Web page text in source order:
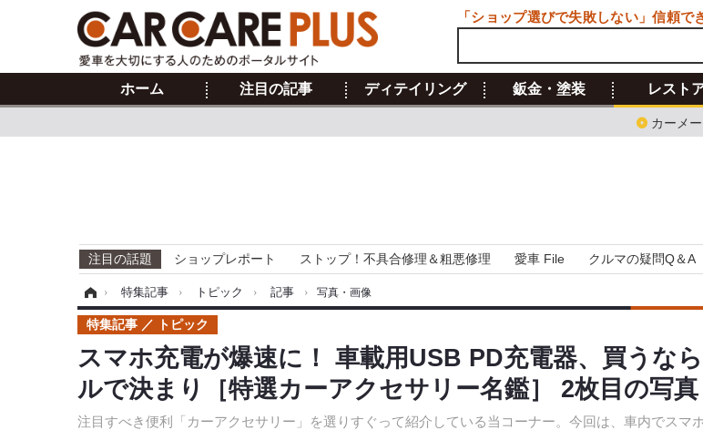
ホーム 注目の記事 ディテイリング 鈑金・塗装 レスト
カーメ
注目の話題 ショップレポート ストップ！不具合修理＆粗悪修理 愛車 File クルマの疑問Q＆A
› 特集記事 › トピック › 記事 › 写真・画像
スマホ充電が爆速に！ 車載用USB PD充電器、買うな
ルで決まり［特選カーアクセサリー名鑑］ 2枚目の写
注目すべき便利「カーアクセサリー」を選りすぐって紹介している当コーナー。今回は、車内でスマ
特集記事 トピック
「ショップ選びで失敗しない」信頼で